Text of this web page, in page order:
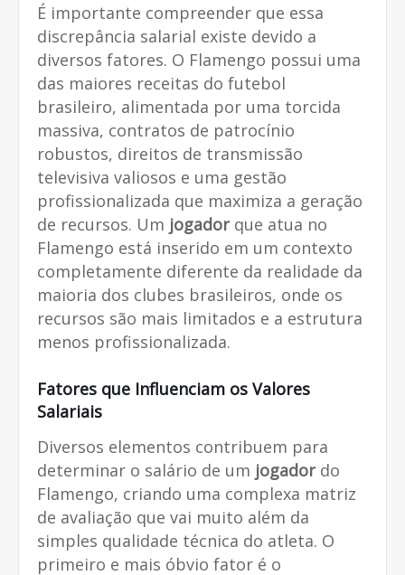
É importante compreender que essa
discrepância salarial existe devido a
diversos fatores. O Flamengo possui uma
das maiores receitas do futebol
brasileiro, alimentada por uma torcida
massiva, contratos de patrocínio
robustos, direitos de transmissão
televisiva valiosos e uma gestão
profissionalizada que maximiza a geração
de recursos. Um jogadorque atua no
Flamengo está inserido em um contexto
completamente diferente da realidade da
maioria dos clubes brasileiros, onde os
recursos são mais limitados e a estrutura
menos profissionalizada.
Fatores que Influenciam os Valores
Salariais
Diversos elementos contribuem para
determinar o salário de um jogadordo
Flamengo, criando uma complexa matriz
de avaliação que vai muito além da
simples qualidade técnica do atleta. O
primeiro e mais óbvio fator é o